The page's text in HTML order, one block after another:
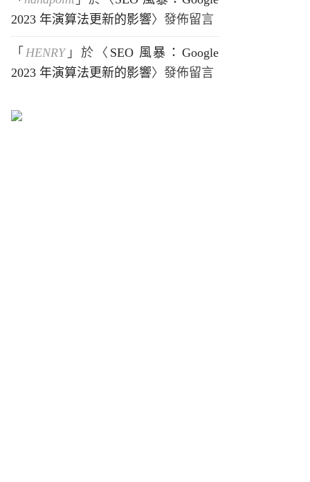
2023 年演算法更新的影響〉發佈留言
「 HENRY」於〈 SEO 風暴：Google
2023 年演算法更新的影響〉發佈留言